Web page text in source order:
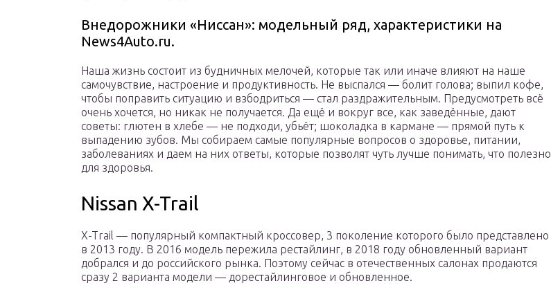
Внедорожники «Ниссан»: модельный ряд, характеристики на
News4Auto.ru.
Наша жизнь состоит из будничных мелочей, которые так или иначе влияют на наше
самочувствие, настроение и продуктивность. Не выспался — болит голова; выпил кофе,
чтобы поправить ситуацию и взбодриться — стал раздражительным. Предусмотреть всё
очень хочется, но никак не получается. Да ещё и вокруг все, как заведённые, дают
советы: глютен в хлебе — не подходи, убьёт; шоколадка в кармане — прямой путь к
выпадению зубов. Мы собираем самые популярные вопросов о здоровье, питании,
заболеваниях и даем на них ответы, которые позволят чуть лучше понимать, что полезно
для здоровья.
Nissan X-Trail
X-Trail — популярный компактный кроссовер, 3 поколение которого было представлено
в 2013 году. В 2016 модель пережила рестайлинг, в 2018 году обновленный вариант
добрался и до российского рынка. Поэтому сейчас в отечественных салонах продаются
сразу 2 варианта модели — дорестайлинговое и обновленное.